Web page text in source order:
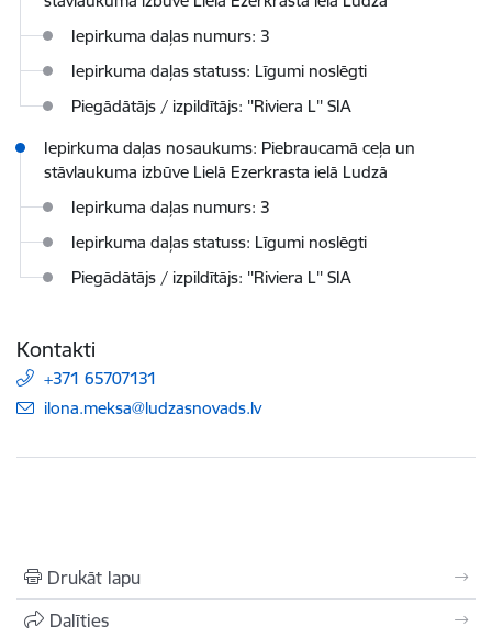
Iepirkuma daļas numurs: 3
Iepirkuma daļas statuss: Līgumi noslēgti
Piegādātājs / izpildītājs: ''Riviera L'' SIA
Iepirkuma daļas nosaukums: Piebraucamā ceļa un
stāvlaukuma izbūve Lielā Ezerkrasta ielā Ludzā
Iepirkuma daļas numurs: 3
Iepirkuma daļas statuss: Līgumi noslēgti
Piegādātājs / izpildītājs: ''Riviera L'' SIA
Kontakti
+371 65707131
E-pasts:
ilona.meksa@ludzasnovads.lv
Drukāt lapu
Dalīties